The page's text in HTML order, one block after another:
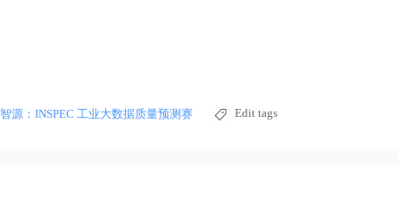
智源：INSPEC 工业大数据质量预测赛 Edit tags